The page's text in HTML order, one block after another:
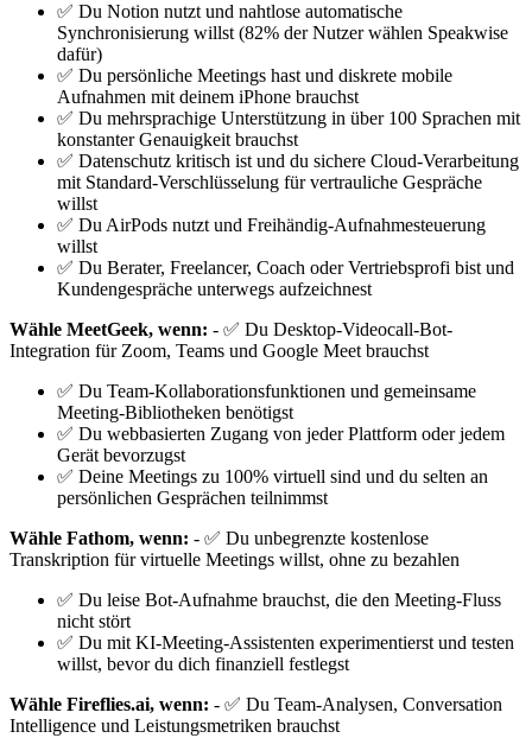
✅ Du Notion nutzt und nahtlose automatische
Synchronisierung willst (82% der Nutzer wählen Speakwise
dafür)
✅ Du persönliche Meetings hast und diskrete mobile
Aufnahmen mit deinem iPhone brauchst
✅ Du mehrsprachige Unterstützung in über 100 Sprachen mit
konstanter Genauigkeit brauchst
✅ Datenschutz kritisch ist und du sichere Cloud-Verarbeitung
mit Standard-Verschlüsselung für vertrauliche Gespräche
willst
✅ Du AirPods nutzt und Freihändig-Aufnahmesteuerung
willst
✅ Du Berater, Freelancer, Coach oder Vertriebsprofi bist und
Kundengespräche unterwegs aufzeichnest
Wähle MeetGeek, wenn: - ✅ Du Desktop-Videocall-Bot-
Integration für Zoom, Teams und Google Meet brauchst
✅ Du Team-Kollaborationsfunktionen und gemeinsame
Meeting-Bibliotheken benötigst
✅ Du webbasierten Zugang von jeder Plattform oder jedem
Gerät bevorzugst
✅ Deine Meetings zu 100% virtuell sind und du selten an
persönlichen Gesprächen teilnimmst
Wähle Fathom, wenn: - ✅ Du unbegrenzte kostenlose
Transkription für virtuelle Meetings willst, ohne zu bezahlen
✅ Du leise Bot-Aufnahme brauchst, die den Meeting-Fluss
nicht stört
✅ Du mit KI-Meeting-Assistenten experimentierst und testen
willst, bevor du dich finanziell festlegst
Wähle Fireflies.ai, wenn: - ✅ Du Team-Analysen, Conversation
Intelligence und Leistungsmetriken brauchst